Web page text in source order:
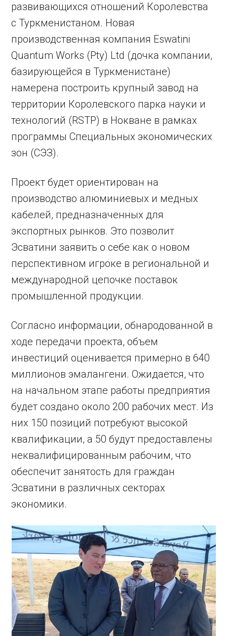
развивающихся отношений Королевства
с Туркменистаном. Новая
производственная компания Eswatini
Quantum Works (Pty) Ltd (дочка компании,
базирующейся в Туркменистане)
намерена построить крупный завод на
территории Королевского парка науки и
технологий (RSTP) в Нокване в рамках
программы Специальных экономических
зон (СЭЗ).
Проект будет ориентирован на
производство алюминиевых и медных
кабелей, предназначенных для
экспортных рынков. Это позволит
Эсватини заявить о себе как о новом
перспективном игроке в региональной и
международной цепочке поставок
промышленной продукции.
Согласно информации, обнародованной в
ходе передачи проекта, объем
инвестиций оценивается примерно в 640
миллионов эмалангени. Ожидается, что
на начальном этапе работы предприятия
будет создано около 200 рабочих мест. Из
них 150 позиций потребуют высокой
квалификации, а 50 будут предоставлены
неквалифицированным рабочим, что
обеспечит занятость для граждан
Эсватини в различных секторах
экономики.